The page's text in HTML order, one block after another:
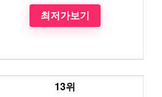
최저가보기
13위